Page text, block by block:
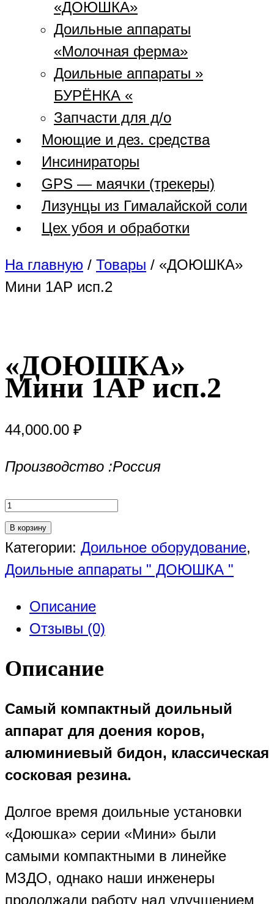
«ДОЮШКА»
Доильные аппараты
«Молочная ферма»
Доильные аппараты »
БУРЁНКА «
Запчасти для д/о
Моющие и дез. средства
Инсинираторы
GPS — маячки (трекеры)
Лизунцы из Гималайской соли
Цех убоя и обработки
На главную / Товары / «ДОЮШКА»
Мини 1АР исп.2
«ДОЮШКА»
Мини 1АР исп.2
44,000.00 ₽
Производство :Россия
Количество
товара
"ДОЮШКА"
Мини
исп.2
В корзину
Категории: Доильное оборудование,
Доильные аппараты " ДОЮШКА "
Описание
Отзывы (0)
Описание
Самый компактный доильный
аппарат для доения коров,
алюминиевый бидон, классическая
сосковая резина.
Долгое время доильные установки
«Доюшка» серии «Мини» были
самыми компактными в линейке
МЗДО, однако наши инженеры
продолжали работу над улучшением